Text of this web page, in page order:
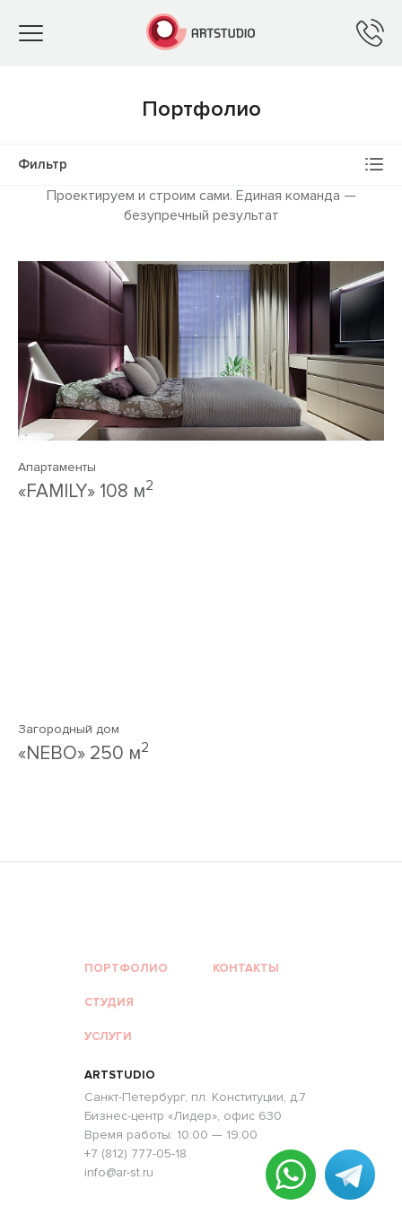
Toggle
Портфолио
Фильтр
Проектируем и строим сами. Единая команда —
безупречный результат
Апартаменты
«FAMILY» 108 м2
Загородный дом
«NEBO» 250 м2
ПОРТФОЛИО
СТУДИЯ
УСЛУГИ
КОНТАКТЫ
ARTSTUDIO
Санкт-Петербург, пл. Конституции, д.7
Бизнес-центр «Лидер», офис 630
Время работы: 10:00 — 19:00
+7 (812) 777-05-18
info@ar-st.ru